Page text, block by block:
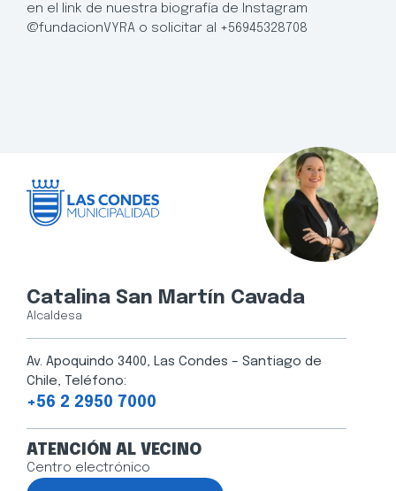
en el link de nuestra biografía de Instagram
@fundacionVYRA o solicitar al +56945328708
Catalina San Martín Cavada
Alcaldesa
Av. Apoquindo 3400, Las Condes – Santiago de
Chile, Teléfono:
+56 2 2950 7000
ATENCIÓN AL VECINO
Centro electrónico